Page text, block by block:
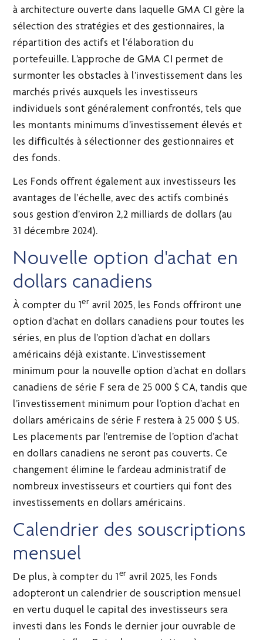
à architecture ouverte dans laquelle GMA CI gère la
sélection des stratégies et des gestionnaires, la
répartition des actifs et l’élaboration du
portefeuille. L’approche de GMA CI permet de
surmonter les obstacles à l’investissement dans les
marchés privés auxquels les investisseurs
individuels sont généralement confrontés, tels que
les montants minimums d’investissement élevés et
les difficultés à sélectionner des gestionnaires et
des fonds.
Les Fonds offrent également aux investisseurs les
avantages de l’échelle, avec des actifs combinés
sous gestion d’environ 2,2 milliards de dollars (au
31 décembre 2024).
Nouvelle option d'achat en
dollars canadiens
À compter du 1er avril 2025, les Fonds offriront une
option d’achat en dollars canadiens pour toutes les
séries, en plus de l’option d’achat en dollars
américains déjà existante. L’investissement
minimum pour la nouvelle option d’achat en dollars
canadiens de série F sera de 25 000 $ CA, tandis que
l’investissement minimum pour l’option d’achat en
dollars américains de série F restera à 25 000 $ US.
Les placements par l’entremise de l’option d’achat
en dollars canadiens ne seront pas couverts. Ce
changement élimine le fardeau administratif de
nombreux investisseurs et courtiers qui font des
investissements en dollars américains.
Calendrier des souscriptions
mensuel
De plus, à compter du 1er avril 2025, les Fonds
adopteront un calendrier de souscription mensuel
en vertu duquel le capital des investisseurs sera
investi dans les Fonds le dernier jour ouvrable de